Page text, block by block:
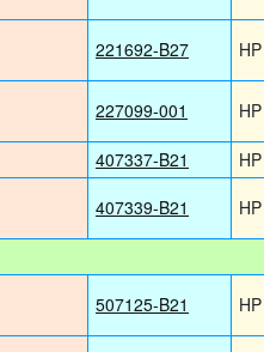
221692-B27 HP
227099-001 HP
407337-B21
HP
407339-B21
HP
507125-B21
HP